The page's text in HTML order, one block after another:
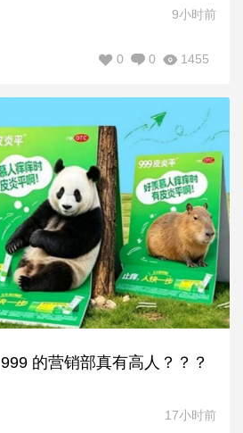
9小时前
1455
0
0
的营销部真有高人？？？
17小时前